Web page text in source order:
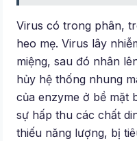
Virus có trong phân,
heo mẹ. Virus lây
miệng, sau đó nhân
hủy hệ thống nhung
của enzyme ở bề mặt
sự hấp thu các chất
thiếu năng lượng, bị